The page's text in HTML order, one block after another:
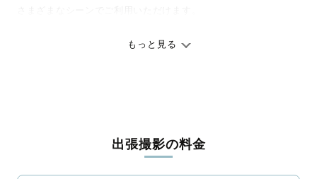
ありのままの空気感を大切に、何十年経っても見返したくなるよ
ィを身につけたプロのカメラマンが全国47都道府県に在籍してい
ます。創業10年のノウハウを活かし、思い出に残る素敵な撮影体
もっと見る
出張撮影の料金